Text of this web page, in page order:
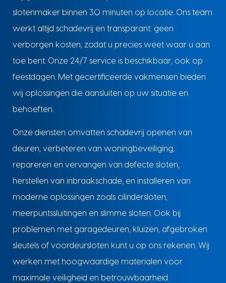
slotenmaker binnen 30 minuten op locatie. Ons team
werkt altijd schadevrij en transparant: geen
verborgen kosten, zodat u precies weet waar u aan
toe bent. Onze 24/7 service is beschikbaar, ook op
feestdagen. Met gecertificeerde vakmensen bieden
wij oplossingen die aansluiten op uw situatie en
behoeften.
Onze diensten omvatten schadevrij openen van
deuren, verbeteren van woningbeveiliging,
repareren en vervangen van defecte sloten,
herstellen van inbraakschade, en installeren van
moderne oplossingen zoals cilindersloten,
meerpuntssluitingen en slimme sloten. Ook bij
problemen met garagedeuren, kluizen, afgebroken
sleutels of voordeursloten kunt u op ons rekenen. Wij
werken met hoogwaardige materialen voor
maximale veiligheid en betrouwbaarheid.